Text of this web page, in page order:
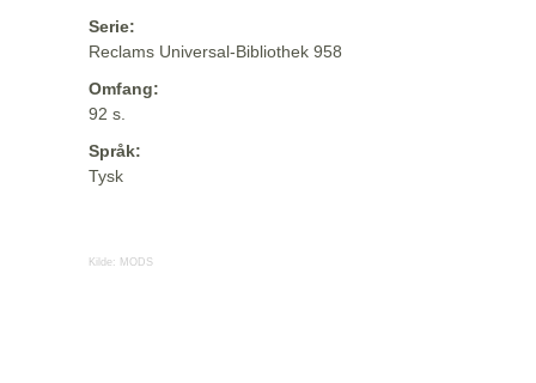
Serie:
Reclams Universal-Bibliothek 958
Omfang:
92 s.
Språk:
Tysk
Kilde: MODS